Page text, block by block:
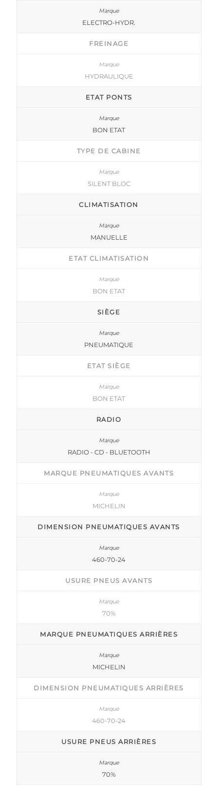
ELECTRO-HYDR.
FREINAGE
HYDRAULIQUE
ETAT PONTS
BON ETAT
TYPE DE CABINE
SILENT BLOC
CLIMATISATION
MANUELLE
ETAT CLIMATISATION
BON ETAT
SIÈGE
PNEUMATIQUE
ETAT SIÈGE
BON ETAT
RADIO
RADIO - CD - BLUETOOTH
MARQUE PNEUMATIQUES AVANTS
MICHELIN
DIMENSION PNEUMATIQUES AVANTS
460-70-24
USURE PNEUS AVANTS
70%
MARQUE PNEUMATIQUES ARRIÈRES
MICHELIN
DIMENSION PNEUMATIQUES ARRIÈRES
460-70-24
USURE PNEUS ARRIÈRES
70%